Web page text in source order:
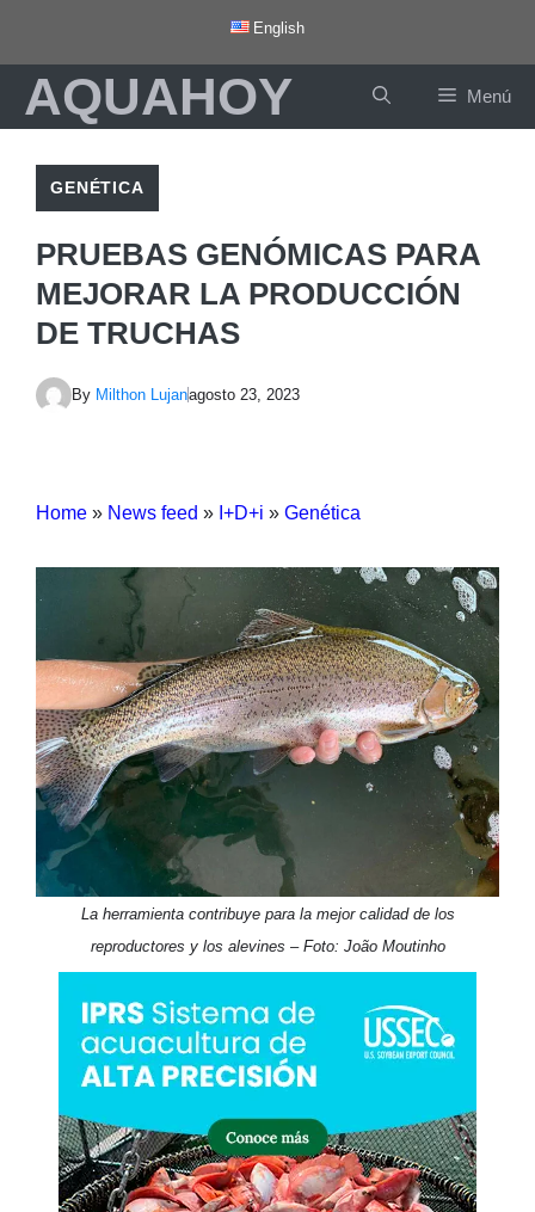
contenido
English
AQUAHOY Menú
GENÉTICA
PRUEBAS GENÓMICAS PARA
MEJORAR LA PRODUCCIÓN
DE TRUCHAS
By Milthon Lujanagosto 23, 2023
Home » News feed » I+D+i » Genética
La herramienta contribuye para la mejor calidad de los
reproductores y los alevines – Foto: João Moutinho